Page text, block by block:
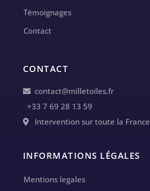
Témoignages
Contact
CONTACT
contact@milletoiles.fr
+33 7 69 28 13 59
Intervention sur toute la France
INFORMATIONS LÉGALES
Mentions legales